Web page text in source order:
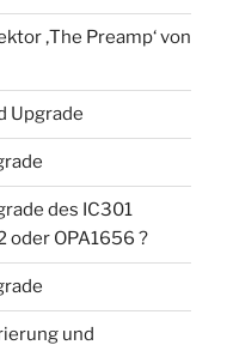
‚The Preamp‘ von
Upgrade
des IC301
oder OPA1656 ?
und